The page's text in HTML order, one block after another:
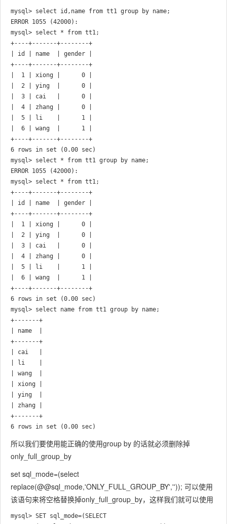
mysql> select id,name from tt1 group by name;
mysql> select * from tt1;
+----+-------+--------+
| id | name  | gender |
+----+-------+--------+
|  1 | xiong |      0 |
|  2 | ying  |      0 |
|  3 | cai   |      0 |
|  4 | zhang |      0 |
|  5 | li    |      1 |
|  6 | wang  |      1 |
+----+-------+--------+
6 rows in set (0.00 sec)
mysql> select * from tt1 group by name;
mysql> select * from tt1;
+----+-------+--------+
| id | name  | gender |
+----+-------+--------+
|  1 | xiong |      0 |
|  2 | ying  |      0 |
|  3 | cai   |      0 |
|  4 | zhang |      0 |
|  5 | li    |      1 |
|  6 | wang  |      1 |
+----+-------+--------+
6 rows in set (0.00 sec)
mysql> select name from tt1 group by name;
+-------+
| name  |
+-------+
| cai   |
| li    |
| wang  |
| xiong |
| ying  |
| zhang |
+-------+
6 rows in set (0.00 sec)
所以我们要使用能正确的使用group by 的话就必须删除掉
only_full_group_by
set sql_mode=(select
replace(@@sql_mode,'ONLY_FULL_GROUP_BY','')); 可以使用
该语句来将空格替换掉only_full_group_by，这样我们就可以使用
mysql> SET sql_mode=(SELECT